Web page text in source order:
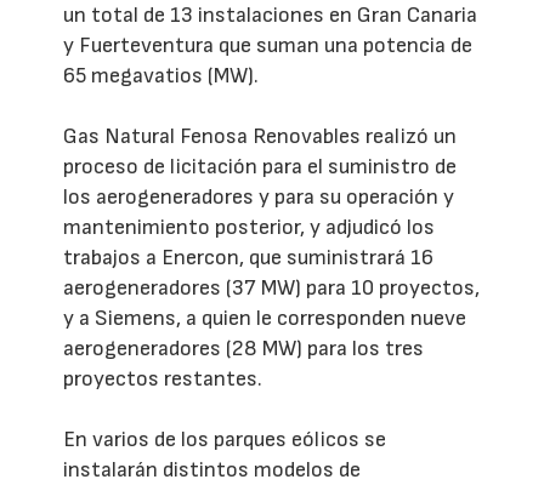
un total de 13 instalaciones en Gran Canaria
y Fuerteventura que suman una potencia de
65 megavatios (MW).
Gas Natural Fenosa Renovables realizó un
proceso de licitación para el suministro de
los aerogeneradores y para su operación y
mantenimiento posterior, y adjudicó los
trabajos a Enercon, que suministrará 16
aerogeneradores (37 MW) para 10 proyectos,
y a Siemens, a quien le corresponden nueve
aerogeneradores (28 MW) para los tres
proyectos restantes.
En varios de los parques eólicos se
instalarán distintos modelos de